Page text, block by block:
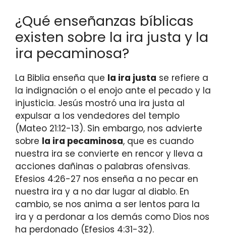
¿Qué enseñanzas bíblicas
existen sobre la ira justa y la
ira pecaminosa?
La Biblia enseña que la ira justa se refiere a
la indignación o el enojo ante el pecado y la
injusticia. Jesús mostró una ira justa al
expulsar a los vendedores del templo
(Mateo 21:12-13). Sin embargo, nos advierte
sobre la ira pecaminosa, que es cuando
nuestra ira se convierte en rencor y lleva a
acciones dañinas o palabras ofensivas.
Efesios 4:26-27 nos enseña a no pecar en
nuestra ira y a no dar lugar al diablo. En
cambio, se nos anima a ser lentos para la
ira y a perdonar a los demás como Dios nos
ha perdonado (Efesios 4:31-32).